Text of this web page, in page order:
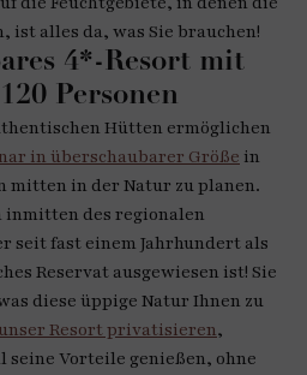
ist alles da, was Sie brauchen!
4*-Resort mit
Personen
Hütten ermöglichen
in überschaubarer Größe in
mitten in der Natur zu planen.
des regionalen
seit fast einem Jahrhundert als
Reservat ausgewiesen ist! Sie
diese üppige Natur Ihnen zu
Resort privatisieren,
seine Vorteile genießen, ohne